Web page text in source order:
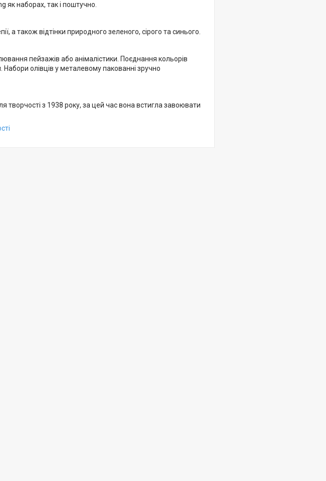
як наборах, так і поштучно.
а також відтінки природного зеленого, сірого та синього.
пейзажів або анімалістики. Поєднання кольорів
Набори олівців у металевому пакованні зручно
творчості з 1938 року, за цей час вона встигла завоювати